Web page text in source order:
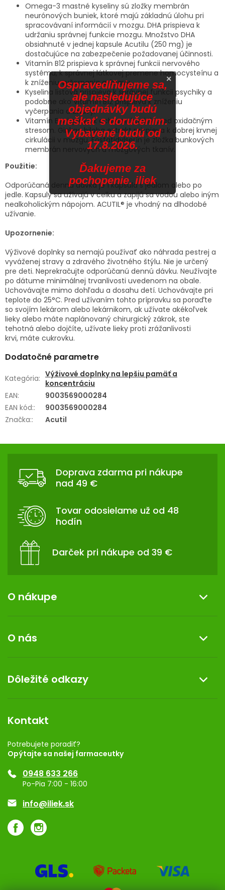
Omega-3 mastné kyseliny sú zložky membrán
neurónových buniek, ktoré majú základnú úlohu pri
spracovávaní informácií v mozgu. DHA prispieva k
udržaniu správnej funkcie mozgu. Množstvo DHA
obsiahnuté v jednej kapsule Acutilu (250 mg) je
dostačujúce na zabezpečenie požadovanej účinnosti.
Vitamín B12 prispieva k správnej funkcii nervového
systému, k správnej látkovej premene homocysteínu a
k zníženiu vyčerpania a únavy.
Kyselina listová prispieva k správnej funkcii psychiky a
podobne ako Vitamín B12 prispieva k zníženiu
vyčerpania a únavy.
Vitamín E prispieva k ochrane buniek pred oxidačným
stresom. Ginkgo biloba extrakt prispieva k dobrej krvnej
cirkulácii v mozgu. Fosfatidylserín je zložka bunkových
membrán nervových a mozgových tkanív.
Použitie:
Odporúčaná denná dávka je 1 kapsula s jedlom alebo po
jedle. Kapsuly sa užívajú v celku a zapijú sa vodou alebo iným
nealkoholickým nápojom. ACUTIL® je vhodný na dlhodobé
užívanie.
Upozornenie:
Výživové doplnky sa nemajú používať ako náhrada pestrej a
vyváženej stravy a zdravého životného štýlu. Nie je určený
pre deti. Neprekračujte odporúčanú dennú dávku. Neužívajte
po dátume minimálnej trvanlivosti uvedenom na obale.
Uchovávajte mimo dohľadu a dosahu detí. Uchovávajte pri
teplote do 25°C. Pred užívaním tohto prípravku sa poraďte
so svojím lekárom alebo lekárnikom, ak užívate akékoľvek
lieky alebo máte naplánovaný chirurgický zákrok, ste
tehotná alebo dojčíte, užívate lieky proti zrážanlivosti
krvi, máte cukrovku.
Dodatočné parametre
Kategória: Výživové doplnky na lepšiu pamäť a
koncentráciu
EAN:
9003569000284
EAN kód::
9003569000284
Značka:: Acutil
Z
Doprava zdarma pri nákupe
nad 49 €
Tovar odosielame už od 48
hodín
Darček pri nákupe od 39 €
O nákupe
Reklamácia a vrátenie tovaru
Doprava a platba
Darček k nákupu
O nás
Kontakt
Dermocentrum
Dôležité odkazy
Rozhodnutie na prevádzku
Registrácia
Ponuka pre firmy
Značky
Kontakt
Potrebujete poradiť?
Opýtajte sa našej farmaceutky
0948 633 266
Po-Pia 7:00 - 16:00
info@iliek.sk
×
Ospravedlňujeme sa,
ale nasledujúce
objednávky budú
meškať s doručením.
Vybavené budú od
17.8.2026.
Ďakujeme za
pochopenie. iliek